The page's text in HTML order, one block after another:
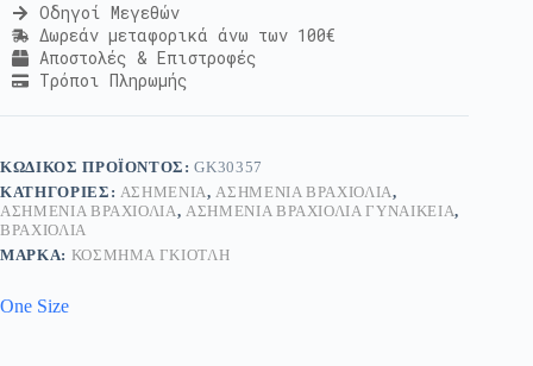
Οδηγοί Μεγεθών
Δωρεάν μεταφορικά άνω των 100€
Αποστολές & Επιστροφές
Τρόποι Πληρωμής
ΚΩΔΙΚΌΣ ΠΡΟΪΌΝΤΟΣ:GK30357
ΚΑΤΗΓΟΡΊΕΣ: ΑΣΗΜΈΝΙΑ,ΑΣΗΜΈΝΙΑ ΒΡΑΧΙΌΛΙΑ,
ΑΣΗΜΈΝΙΑ ΒΡΑΧΙΌΛΙΑ,ΑΣΗΜΈΝΙΑ ΒΡΑΧΙΌΛΙΑ ΓΥΝΑΙΚΕΊΑ,
ΒΡΑΧΙΌΛΙΑ
ΜΆΡΚΑ: ΚΟΣΜΗΜΑ ΓΚΙΟΤΛΗ
One Size